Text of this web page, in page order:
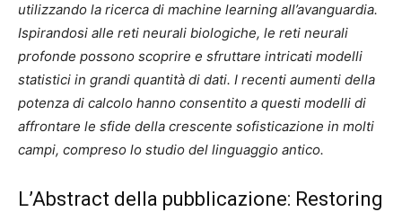
utilizzando la ricerca di machine learning all’avanguardia.
Ispirandosi alle reti neurali biologiche, le reti neurali
profonde possono scoprire e sfruttare intricati modelli
statistici in grandi quantità di dati. I recenti aumenti della
potenza di calcolo hanno consentito a questi modelli di
affrontare le sfide della crescente sofisticazione in molti
campi, compreso lo studio del linguaggio antico.
L’Abstract della pubblicazione: Restoring